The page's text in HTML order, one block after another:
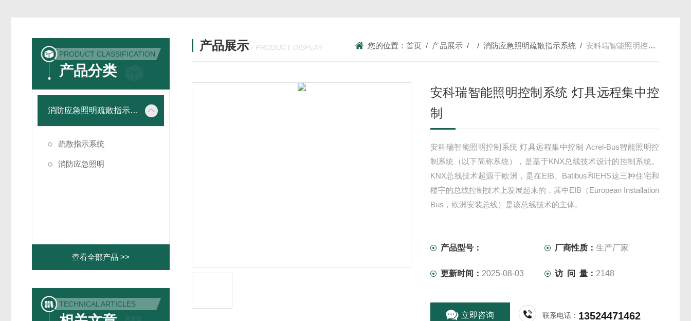
产品展示 / PRODUCT DISPLAY 您的位置：首页 / 产品展示 / /消防应急照明疏散指示系统 / 安科瑞智能照明控制系统 灯具远程集中控制
安科瑞智能照明控制系统 灯具远程集中控
制
安科瑞智能照明控制系统 灯具远程集中控制 Acrel-Bus智能照明控
制系统（以下简称系统），是基于KNX总线技术设计的控制系统。
KNX总线技术起源于欧洲，是在EIB、Batibus和EHS这三种住宅和
楼宇的总线控制技术上发展起来的，其中EIB（European Installation
Bus，欧洲安装总线）是该总线技术的主体。
产品型号： 厂商性质：生产厂家
更新时间： 2025-08-03 访 问 量： 2148
立即咨询 联系电话： 13524471462
PRODUCT CLASSIFICATION
产品分类
消防应急照明疏散指示系统
疏散指示系统
消防应急照明
查看全部产品 >>
TECHNICAL ARTICLES